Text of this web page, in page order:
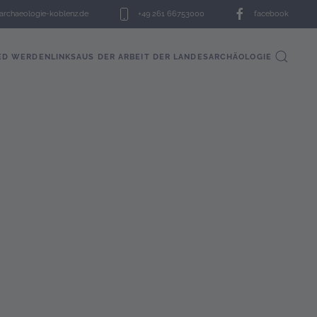
koblenz.de +49 261 66753000 facebook
WERDENLINKSAUS DER ARBEIT DER LANDESARCHÄOLOGIE